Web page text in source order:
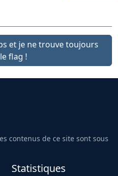
et je ne trouve toujours
flag !
contenus de ce site sont sous
Statistiques